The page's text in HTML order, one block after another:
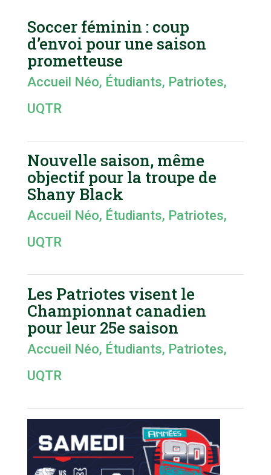
Soccer féminin : coup
d’envoi pour une saison
prometteuse
Accueil Néo, Étudiants, Patriotes,
UQTR
Nouvelle saison, même
objectif pour la troupe de
Shany Black
Accueil Néo, Étudiants, Patriotes,
UQTR
Les Patriotes visent le
Championnat canadien
pour leur 25e saison
Accueil Néo, Étudiants, Patriotes,
UQTR